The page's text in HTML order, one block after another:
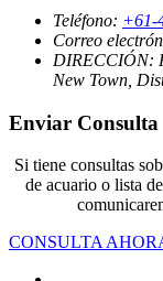
Teléfono: +61-
Correo
DIRECCIÓN:
New Town,
Enviar Consulta
Si tiene consultas
de acuario o lista
CONSULTA